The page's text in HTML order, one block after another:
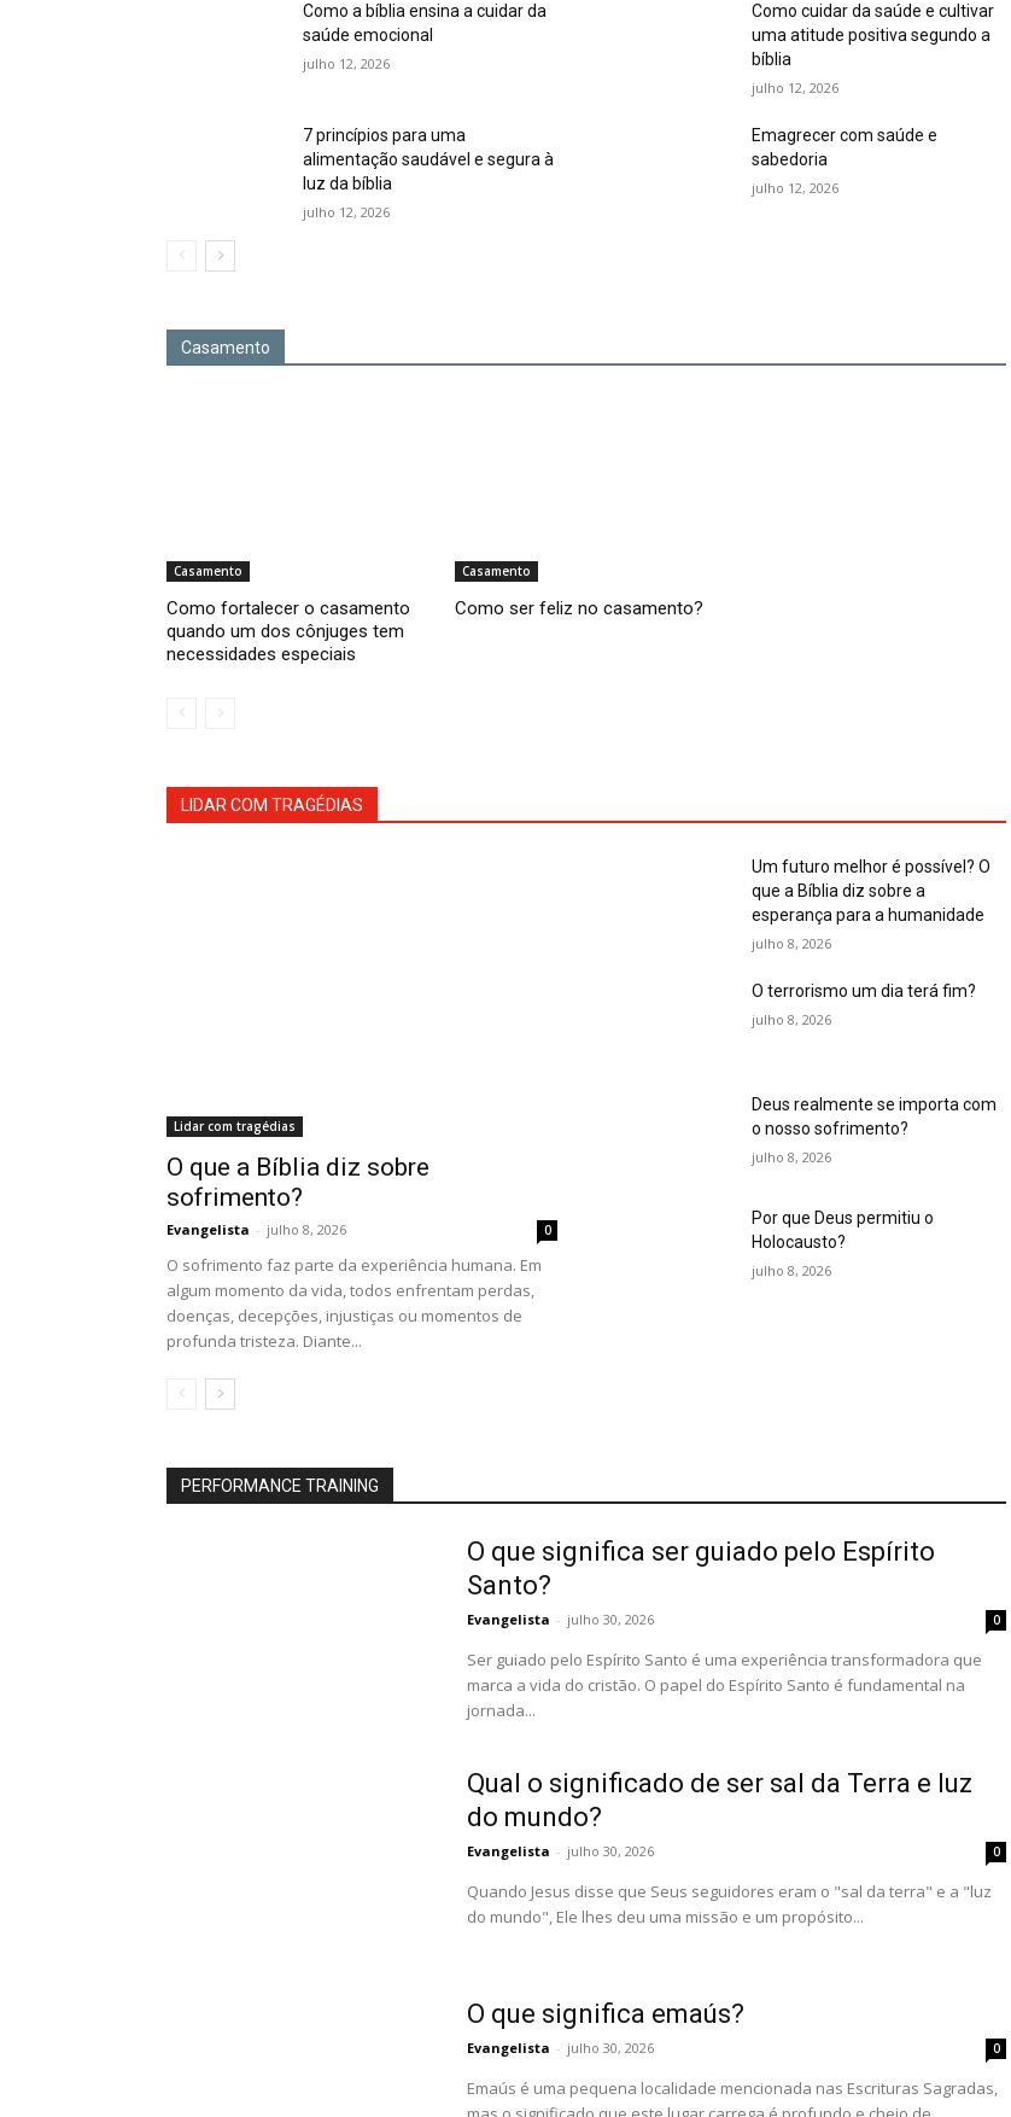
Como a bíblia ensina a cuidar da
saúde emocional
julho 12, 2026
Como cuidar da saúde e cultivar
uma atitude positiva segundo a
bíblia
julho 12, 2026
7 princípios para uma
alimentação saudável e segura à
luz da bíblia
julho 12, 2026
Emagrecer com saúde e
sabedoria
julho 12, 2026
Casamento
Casamento
Como fortalecer o casamento
quando um dos cônjuges tem
necessidades especiais
Casamento
Como ser feliz no casamento?
LIDAR COM TRAGÉDIAS
Lidar com tragédias
O que a Bíblia diz sobre
sofrimento?
Evangelista - julho 8, 2026 0
O sofrimento faz parte da experiência humana. Em
algum momento da vida, todos enfrentam perdas,
doenças, decepções, injustiças ou momentos de
profunda tristeza. Diante...
Um futuro melhor é possível? O
que a Bíblia diz sobre a
esperança para a humanidade
julho 8, 2026
O terrorismo um dia terá fim?
julho 8, 2026
Deus realmente se importa com
o nosso sofrimento?
julho 8, 2026
Por que Deus permitiu o
Holocausto?
julho 8, 2026
PERFORMANCE TRAINING
O que significa ser guiado pelo Espírito
Santo?
Evangelista - julho 30, 2026 0
Ser guiado pelo Espírito Santo é uma experiência transformadora que
marca a vida do cristão. O papel do Espírito Santo é fundamental na
jornada...
Qual o significado de ser sal da Terra e luz
do mundo?
Evangelista - julho 30, 2026 0
Quando Jesus disse que Seus seguidores eram o "sal da terra" e a "luz
do mundo", Ele lhes deu uma missão e um propósito...
O que significa emaús?
Evangelista - julho 30, 2026 0
Emaús é uma pequena localidade mencionada nas Escrituras Sagradas,